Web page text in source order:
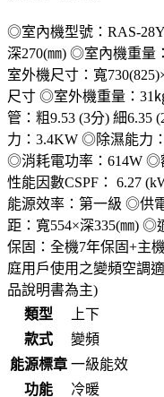
◎室內機型號：RAS-
深270(㎜) ◎室內機重量
室外機尺寸：寬
尺寸 ◎室外機重量：31
管：粗9.53 (3分) 細
力：3.4KW ◎除濕能力
◎消耗電功率：614W ◎
性能因數CSPF： 6.27
能源效率：第一級 ◎供
距：寬554×深335(㎜)
保固：全機7年保固+主
庭用戶使用之變頻空調
品說明書為主)
類型
上下
款式
變頻
能源標章 一級能效
功能
冷暖